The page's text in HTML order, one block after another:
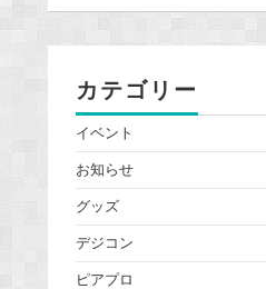
カテゴリー
イベント
お知らせ
グッズ
デジコン
ピアプロ